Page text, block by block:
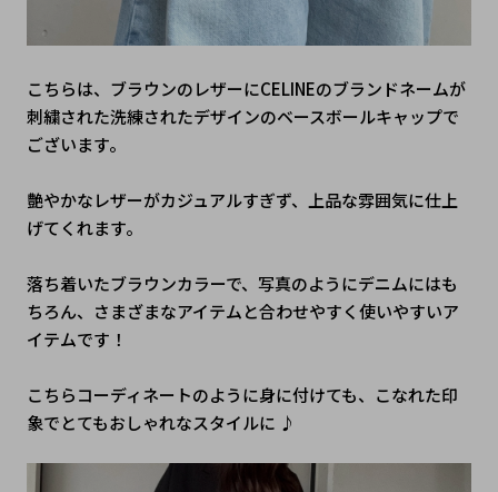
こちらは、ブラウンのレザーにCELINEのブランドネームが
刺繍された洗練されたデザインのベースボールキャップで
ございます。
艶やかなレザーがカジュアルすぎず、上品な雰囲気に仕上
げてくれます。
落ち着いたブラウンカラーで、写真のようにデニムにはも
ちろん、さまざまなアイテムと合わせやすく使いやすいア
イテムです！
こちらコーディネートのように身に付けても、こなれた印
象でとてもおしゃれなスタイルに ♪